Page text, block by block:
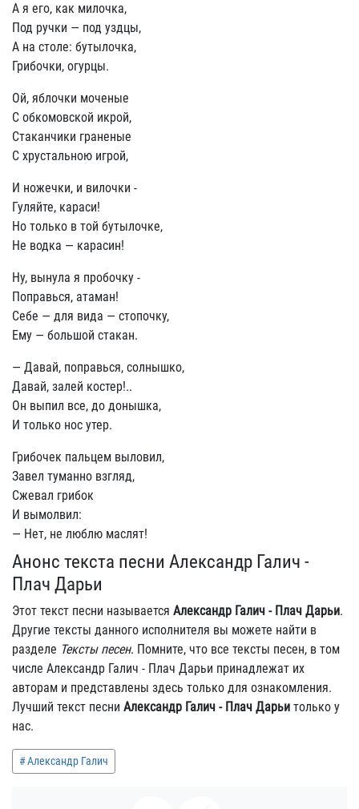
А я его, как милочка,
Под ручки — под уздцы,
А на столе: бутылочка,
Грибочки, огурцы.
Ой, яблочки моченые
С обкомовской икрой,
Стаканчики граненые
С хрустальною игрой,
И ножечки, и вилочки -
Гуляйте, караси!
Но только в той бутылочке,
Не водка — карасин!
Ну, вынула я пробочку -
Поправься, атаман!
Себе — для вида — стопочку,
Ему — большой стакан.
— Давай, поправься, солнышко,
Давай, залей костер!..
Он выпил все, до донышка,
И только нос утер.
Грибочек пальцем выловил,
Завел туманно взгляд,
Сжевал грибок
И вымолвил:
— Нет, не люблю маслят!
Анонс текста песни Александр Галич -
Плач Дарьи
Этот текст песни называется Александр Галич - Плач Дарьи.
Другие тексты данного исполнителя вы можете найти в
разделе Тексты песен. Помните, что все тексты песен, в том
числе Александр Галич - Плач Дарьи принадлежат их
авторам и представлены здесь только для ознакомления.
Лучший текст песни Александр Галич - Плач Дарьи только у
нас.
Александр Галич